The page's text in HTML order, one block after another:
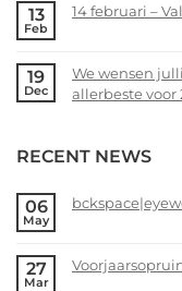
jou!
on
bckspace
|
13
Feb
14 februari –
on
14
Valentijnsdag
19
Dec
We wensen
allerbeste voor
on
wensen
alvast
RECENT NEWS
06
May
on
27
Mar